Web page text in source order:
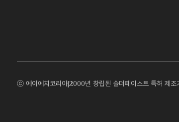
ⓒ 에이에치코리아|2000년 창립된 솔더페이스트 특허 제조